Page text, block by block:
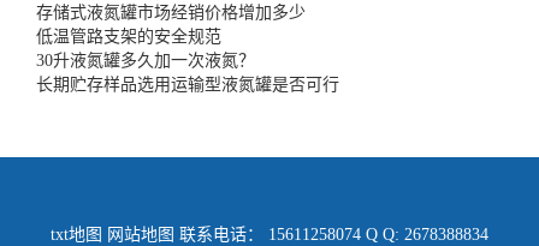
存储式液氮罐市场经销价格增加多少
低温管路支架的安全规范
30升液氮罐多久加一次液氮？
长期贮存样品选用运输型液氮罐是否可行
txt地图 网站地图 联系电话： 15611258074 Q Q: 2678388834